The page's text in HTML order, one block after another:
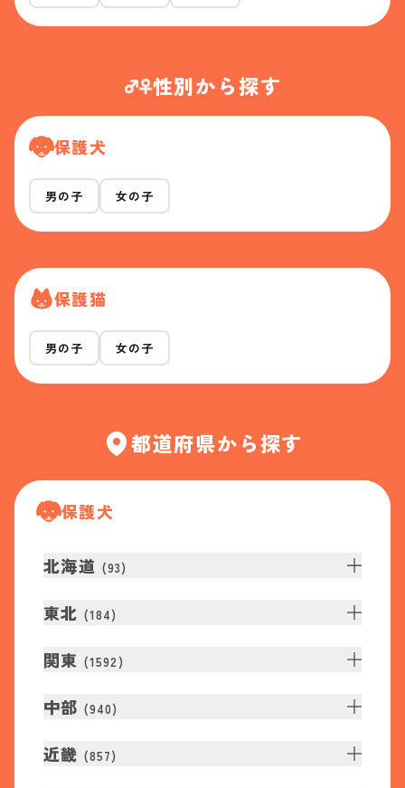
性別から探す
保護犬
男の子 女の子
保護猫
男の子 女の子
都道府県から探す
保護犬
北海道 (93)
東北 (184)
関東 (1592 )
中部 (940)
近畿 (857)